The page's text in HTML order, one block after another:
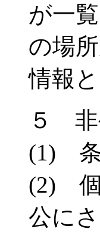
が一
の場
情報
５ 非
(1) 条
(2) 個
公に